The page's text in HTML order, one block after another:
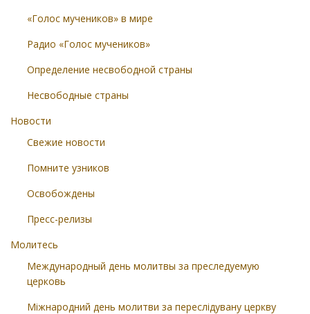
«Голос мучеников» в мире
Радио «Голос мучеников»
Определение несвободной страны
Несвободные страны
Новости
Свежие новости
Помните узников
Освобождены
Пресс-релизы
Молитесь
Международный день молитвы за преследуемую
церковь
Міжнародний день молитви за переслідувану церкву